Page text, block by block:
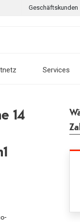
Geschäftskunden
Services
14